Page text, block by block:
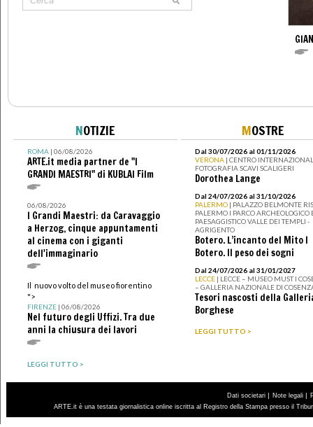
NOTIZIE
ROMA| 06/08/2026
ARTE.it media partner de "I
GRANDI MAESTRI" di KUBLAI Film
06/08/2026
I Grandi Maestri: da Caravaggio
a Herzog, cinque appuntamenti
al cinema con i giganti
dell'immaginario
Il nuovo volto del museo fiorentino
">
FIRENZE| 06/08/2026
Nel futuro degli Uffizi. Tra due
anni la chiusura dei lavori
LEGGI TUTTO >
MOSTRE
Dal 30/07/2026 al 01/11/2026
VERONA | CENTRO
FOTOGRAFIA SCAVI SCALIGERI
Dorothea Lange
Dal 24/07/2026 al 31/10/2026
PALERMO | PALAZZO BELMONTE
PALERMO I PARCO ARCHEOLOGICO
PAESAGGISTICO VALLE DEI TEMPLI -
AGRIGENTO
Botero. L’incanto del Mito I
Botero. Il peso dei sogni
Dal 24/07/2026 al 31/01/2027
LECCE | LECCE – MUSEO MUST I
– GALLERIA NAZIONALE DI
Tesori nascosti della
Borghese
LEGGI TUTTO >
Dati societari | Note legali |
ARTE.it è una testata giornalistica online iscritta al Registro della Stampa presso il